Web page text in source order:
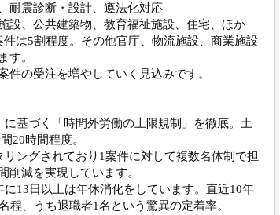
耐震診断・設計、遵法化対応
設、公共建築物、教育福祉施設、住宅、ほか
は5割程度。その他官庁、物流施設、商業施設
す。
の受注を増やしていく見込みです。
基づく「時間外労働の上限規制」を徹底。土
20時間程度。
ングされており1案件に対して複数名体制で担
削減を実現しています。
13日以上は年休消化をしています。直近10年
程、うち退職者1名という驚異の定着率。